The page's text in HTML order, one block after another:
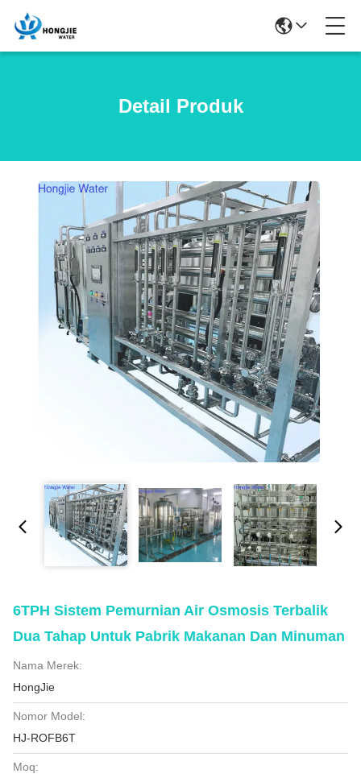
Detail Produk
6TPH Sistem Pemurnian Air Osmosis Terbalik
Dua Tahap Untuk Pabrik Makanan Dan Minuman
Nama Merek:
HongJie
Nomor Model:
HJ-ROFB6T
Moq: